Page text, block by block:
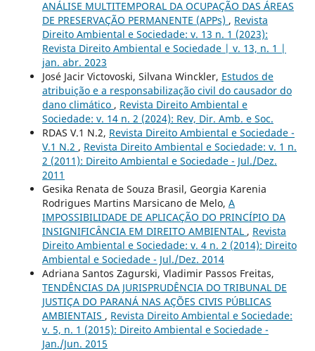
ANÁLISE MULTITEMPORAL DA OCUPAÇÃO DAS ÁREAS
DE PRESERVAÇÃO PERMANENTE (APPs) , Revista
Direito Ambiental e Sociedade: v. 13 n. 1 (2023):
Revista Direito Ambiental e Sociedade | v. 13, n. 1 |
jan. abr. 2023
José Jacir Victovoski, Silvana Winckler, Estudos de
atribuição e a responsabilização civil do causador do
dano climático , Revista Direito Ambiental e
Sociedade: v. 14 n. 2 (2024): Rev, Dir. Amb. e Soc.
RDAS V.1 N.2, Revista Direito Ambiental e Sociedade -
V.1 N.2 , Revista Direito Ambiental e Sociedade: v. 1 n.
2 (2011): Direito Ambiental e Sociedade - Jul./Dez.
2011
Gesika Renata de Souza Brasil, Georgia Karenia
Rodrigues Martins Marsicano de Melo, A
IMPOSSIBILIDADE DE APLICAÇÃO DO PRINCÍPIO DA
INSIGNIFICÂNCIA EM DIREITO AMBIENTAL , Revista
Direito Ambiental e Sociedade: v. 4 n. 2 (2014): Direito
Ambiental e Sociedade - Jul./Dez. 2014
Adriana Santos Zagurski, Vladimir Passos Freitas,
TENDÊNCIAS DA JURISPRUDÊNCIA DO TRIBUNAL DE
JUSTIÇA DO PARANÁ NAS AÇÕES CIVIS PÚBLICAS
AMBIENTAIS , Revista Direito Ambiental e Sociedade:
v. 5, n. 1 (2015): Direito Ambiental e Sociedade -
Jan./Jun. 2015